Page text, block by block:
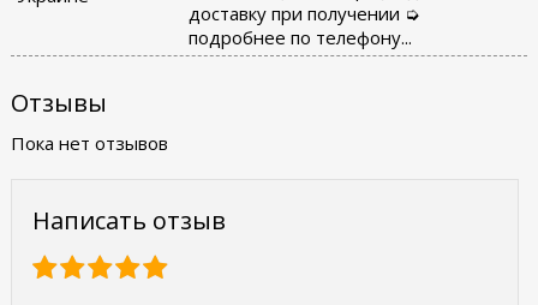
доставку при получении ➭
подробнее по телефону...
Отзывы
Пока нет отзывов
Написать отзыв